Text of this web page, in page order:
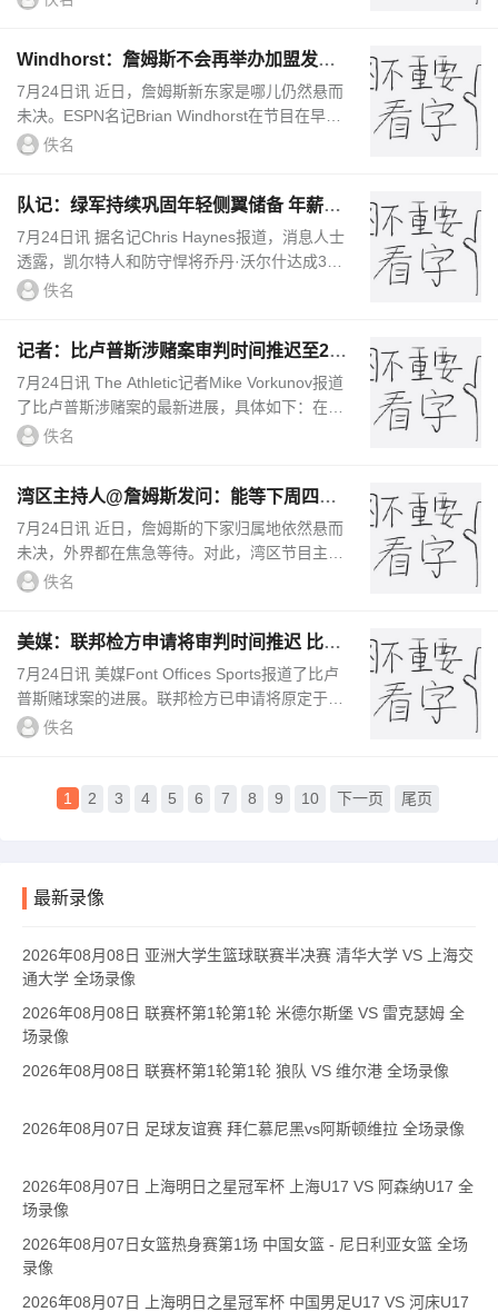
Windhorst：詹姆斯不会再举办加盟发布
会 没有人知道他会去哪儿
7月24日讯 近日，詹姆斯新东家是哪儿仍然悬而
未决。ESPN名记Brian Windhorst在节目在早间
节目透露，继2010年加盟热火时那场轰动一时的
佚名
队记：绿军持续巩固年轻侧翼储备 年薪全
部不超工资帽的3%
7月24日讯 据名记Chris Haynes报道，消息人士
透露，凯尔特人和防守悍将乔丹·沃尔什达成3年
1600万美元的提前续约合同，Shams后续表示
佚名
记者：比卢普斯涉赌案审判时间推迟至20
27年初 已有12人同意认罪
7月24日讯 The Athletic记者Mike Vorkunov报道
了比卢普斯涉赌案的最新进展，具体如下：在比
卢普斯作为被告之一的操纵扑克赌局案中，联邦
佚名
湾区主持人@詹姆斯发问：能等下周四再
做决定吗？纯替朋友问的哈
7月24日讯 近日，詹姆斯的下家归属地依然悬而
未决，外界都在焦急等待。对此，湾区节目主持
人Bonta Hill@詹姆斯并发问道：“嘿，勒布朗-詹
佚名
美媒：联邦检方申请将审判时间推迟 比卢
普斯和律师希望尽快开庭
7月24日讯 美媒Font Offices Sports报道了比卢
普斯赌球案的进展。联邦检方已申请将原定于20
26年11月2日的审判推迟至2027年初，检方表
佚名
1 2 3 4 5 6 7 8 9 10 下一页 尾页
最新录像
2026年08月08日 亚洲大学生篮球联赛半决赛 清华大学 VS 上海交
通大学 全场录像
2026年08月08日 联赛杯第1轮第1轮 米德尔斯堡 VS 雷克瑟姆 全
场录像
2026年08月08日 联赛杯第1轮第1轮 狼队 VS 维尔港 全场录像
2026年08月07日 足球友谊赛 拜仁慕尼黑vs阿斯顿维拉 全场录像
2026年08月07日 上海明日之星冠军杯 上海U17 VS 阿森纳U17 全
场录像
2026年08月07日女篮热身赛第1场 中国女篮 - 尼日利亚女篮 全场
录像
2026年08月07日 上海明日之星冠军杯 中国男足U17 VS 河床U17